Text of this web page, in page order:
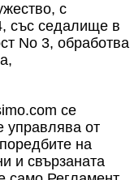
с
със седалище в
No 3, обработва
се
от
на
и свързаната